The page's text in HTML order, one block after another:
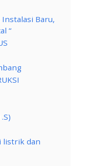
Baru,
“
listrik dan